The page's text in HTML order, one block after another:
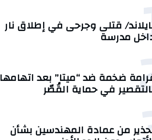
قتلى وجرحى في إطلاق نار
مدرسة
ضخمة ضد “ميتا” بعد اتهامها
في حماية القُصّر
من عمادة المهندسين بشأن